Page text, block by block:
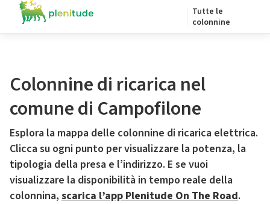
Tutte le
colonnine
Colonnine di ricarica nel
comune di Campofilone
Esplora la mappa delle colonnine di ricarica elettrica.
Clicca su ogni punto per visualizzare la potenza, la
tipologia della presa e l’indirizzo. E se vuoi
visualizzare la disponibilità in tempo reale della
colonnina, scarica l’app Plenitude On The Road.